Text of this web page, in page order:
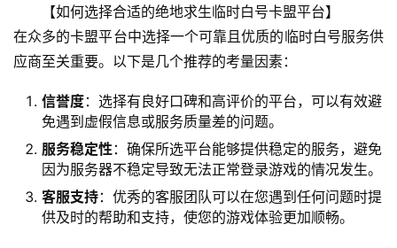
【如何选择合适的绝地求生临时白号卡盟平台】
在众多的卡盟平台中选择一个可靠且优质的临时白号服务供
应商至关重要。以下是几个推荐的考量因素：
信誉度：选择有良好口碑和高评价的平台，可以有效避
免遇到虚假信息或服务质量差的问题。
服务稳定性：确保所选平台能够提供稳定的服务，避免
因为服务器不稳定导致无法正常登录游戏的情况发生。
客服支持：优秀的客服团队可以在您遇到任何问题时提
供及时的帮助和支持，使您的游戏体验更加顺畅。